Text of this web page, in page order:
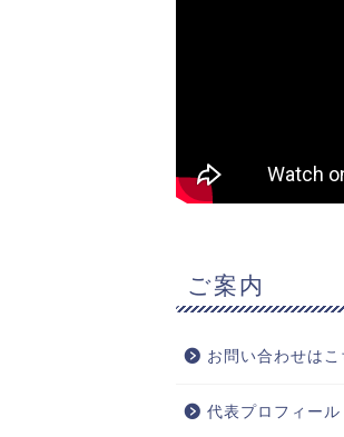
ご案内
お問い合わせはこ
代表プロフィール